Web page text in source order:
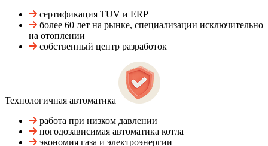
сертификация TUV и ERP
более 60 лет на рынке, специализации исключительно
на отоплении
собственный центр разработок
Технологичная автоматика
работа при низком давлении
погодозависимая автоматика котла
экономия газа и электроэнергии